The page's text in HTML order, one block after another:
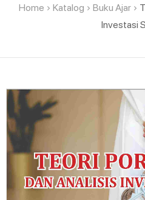
Home Katalog Buku Ajar
Investasi